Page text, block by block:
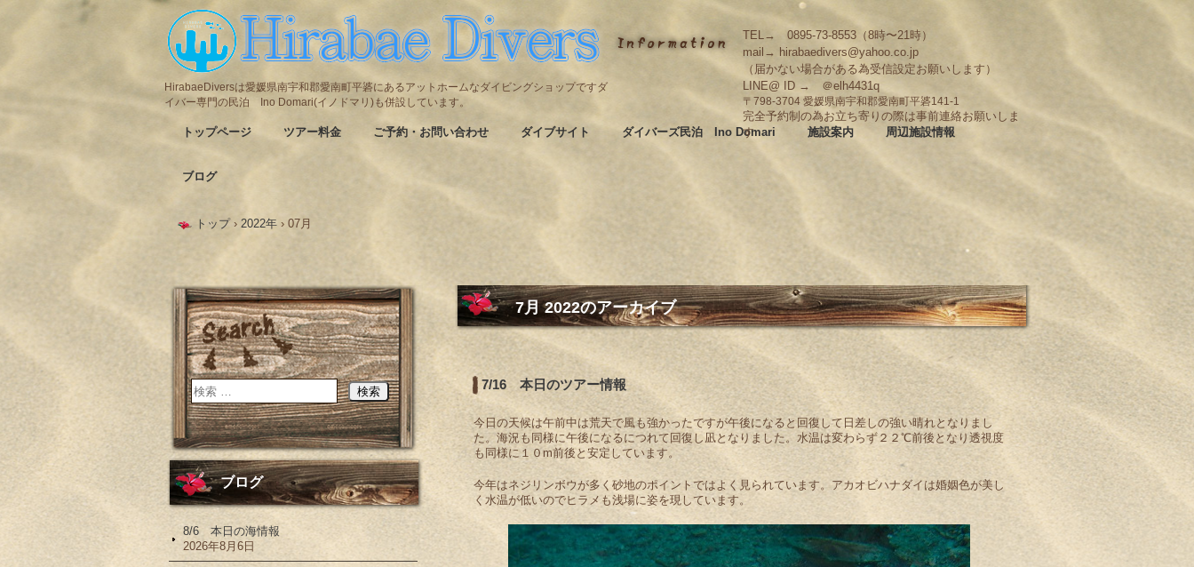
HirabaeDiversは愛媛県南宇和郡愛南町平碆にあるアットホームなダイビングショップですダ
イバー専門の民泊 Ino Domari(イノドマリ)も併設しています。
TEL→ 0895-73-8553（8時〜21時）
mail→ hirabaedivers@yahoo.co.jp
（届かない場合がある為受信設定お願いします）
LINE@ ID → ＠elh4431q
〒798-3704 愛媛県南宇和郡愛南町平碆141-1
完全予約制の為お立ち寄りの際は事前連絡お願いしま
す
トップページ ツアー料金 ご予約・お問い合わせ ダイブサイト ダイバーズ民泊 Ino Domari 施設案内 周辺施設情報
ブログ
トップ › 2022年 › 07月
7月 2022のアーカイブ
7/16 本日のツアー情報
今日の天候は午前中は荒天で風も強かったですが午後になると回復して日差しの強い晴れとなりまし
た。海況も同様に午後になるにつれて回復し凪となりました。水温は変わらず２２℃前後となり透視度
も同様に１０m前後と安定しています。
今年はネジリンボウが多く砂地のポイントではよく見られています。アカオビハナダイは婚姻色が美し
く水温が低いのでヒラメも浅場に姿を現しています。
ブログ
8/6 本日の海情報
2026年8月6日